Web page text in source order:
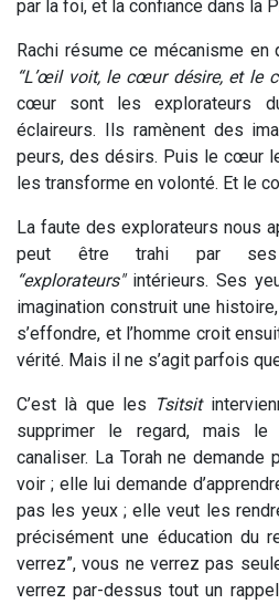
par la foi, et la confiance dans la
Rachi résume ce mécanisme
“L’œil voit, le cœur désire, et le
cœur sont les explorateurs
éclaireurs. Ils ramènent des
peurs, des désirs. Puis le cœur
les transforme en volonté. Et le
La faute des explorateurs nous
peut être trahi par
“explorateurs"intérieurs. Ses
imagination construit une
s’effondre, et l’homme croit
vérité. Mais il ne s’agit parfois
C’est là que les Tsitsit
supprimer le regard, mais le
canaliser. La Torah ne demande
voir ; elle lui demande
pas les yeux ; elle veut les
précisément une éducation du
verrez”, vous ne verrez pas
verrez par-dessus tout un